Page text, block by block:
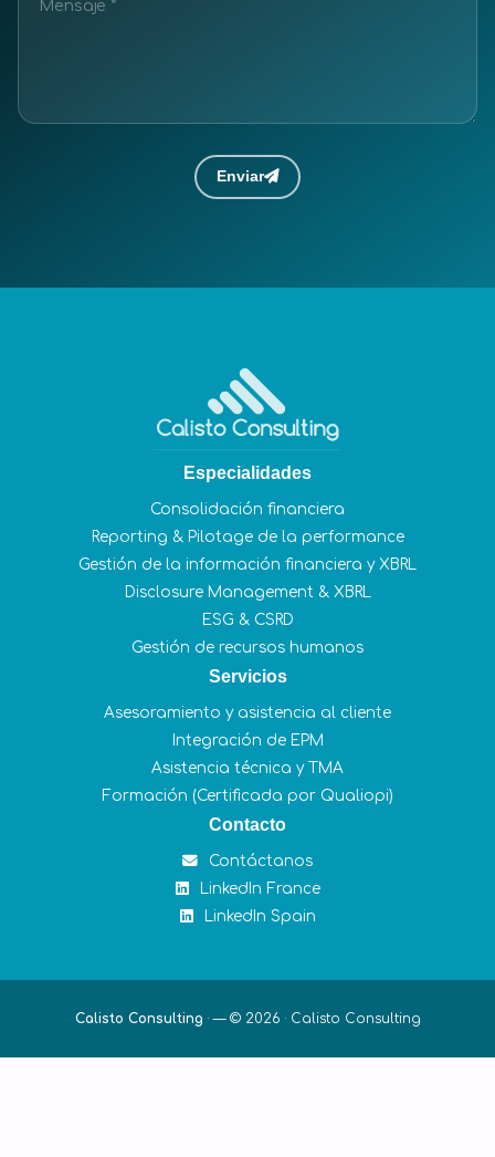
Enviar
Especialidades
Consolidación financiera
Reporting & Pilotage de la performance
Gestión de la información financiera y XBRL
Disclosure Management & XBRL
ESG & CSRD
Gestión de recursos humanos
Servicios
Asesoramiento y asistencia al cliente
Integración de EPM
Asistencia técnica y TMA
Formación (Certificada por Qualiopi)
Contacto
Contáctanos
LinkedIn France
LinkedIn Spain
Calisto Consulting ·— © 2026 · Calisto Consulting